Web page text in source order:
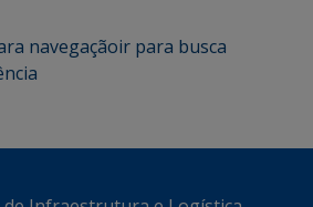
navegaçãoir para busca